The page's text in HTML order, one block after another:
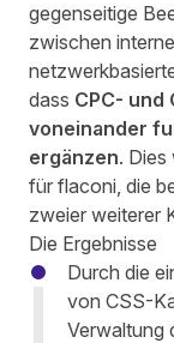
gegenseitige
zwischen
dass CPC- und
voneinander
ergänzen. Dies
für flaconi, die
zweier weiterer
Die Ergebnisse
Durch die
von CSS-
Verwaltung